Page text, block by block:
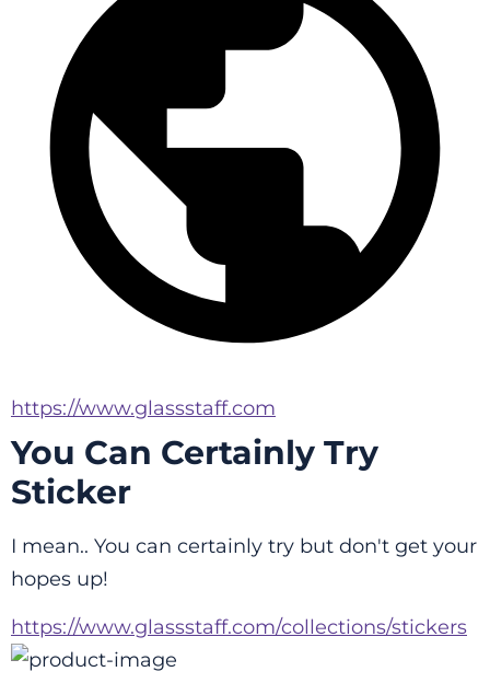
https://www.glassstaff.com
You Can Certainly Try
Sticker
I mean.. You can certainly try but don't get your
hopes up!
https://www.glassstaff.com/collections/stickers